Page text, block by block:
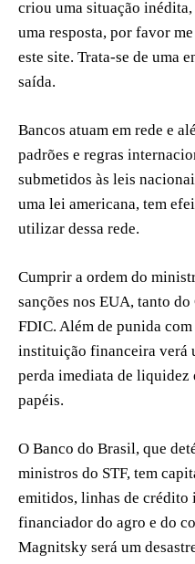
criou uma situação
uma resposta, por favor
este site. Trata-se de uma
saída.
Bancos atuam em rede e
padrões e regras
submetidos às leis
uma lei americana, tem
utilizar dessa rede.
Cumprir a ordem do
sanções nos EUA, tanto
FDIC. Além de punida
instituição financeira verá
perda imediata de liquidez
papéis.
O Banco do Brasil, que
ministros do STF, tem
emitidos, linhas de crédito
financiador do agro e do
Magnitsky será um